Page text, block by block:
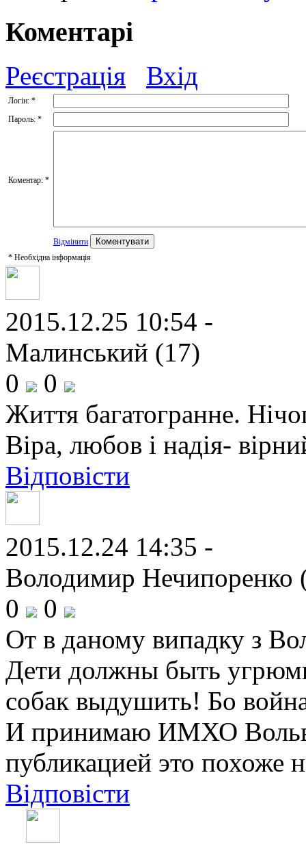
Коментарі
Реєстрація Вхід
Логін: *
Пароль: *
Коментар: *
Відмінити
* Необхідна інформація
2015.12.25 10:54 -
Малинський (17)
0
0
Життя багатогранне.
Віра, любов і надія-
Відповісти
2015.12.24 14:35 -
Володимир Нечипоренко
0
0
От в даному випадку з
Дети должны быть
собак выдушить! Бо
И принимаю ИМХО
публикацией это похоже
Відповісти